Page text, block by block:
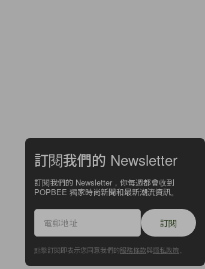
訂閱我們的 Newsletter
訂閱我們的 Newsletter，你每週都會收到
POPBEE 獨家時尚新聞和最新潮流資訊。
訂閱
點擊訂閱即表示您同意我們的服務條款與隱私政策